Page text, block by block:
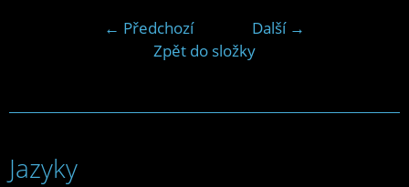
← Předchozí
Další →
Zpět do složky
Jazyky